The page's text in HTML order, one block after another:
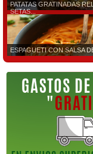
PATATAS GRATINADAS
SETAS...
ESPAGUETI CON SALSA